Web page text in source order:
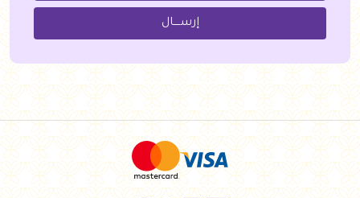
إرســــال